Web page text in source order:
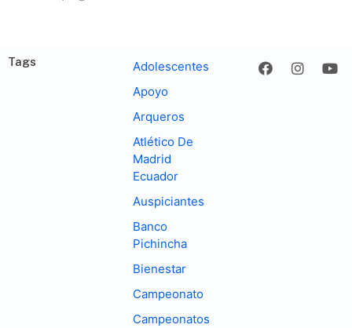
Tags
Adolescentes
Apoyo
Arqueros
Atlético De
Madrid
Ecuador
Auspiciantes
Banco
Pichincha
Bienestar
Campeonato
Campeonatos